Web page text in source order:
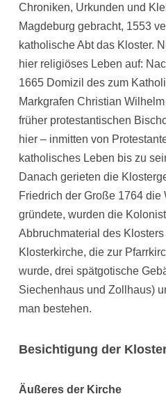
Chroniken, Urkunden und
Magdeburg gebracht, 1553
katholische Abt das Kloster.
hier religiöses Leben auf:
1665 Domizil des zum
Markgrafen Christian
früher protestantischen
hier – inmitten von
katholisches Leben bis zu
Danach gerieten die
Friedrich der Große 1764 die
gründete, wurden die
Abbruchmaterial des
Klosterkirche, die zur
wurde, drei spätgotische
Siechenhaus und Zollhaus)
man bestehen.
Besichtigung der
Äußeres der Kirche